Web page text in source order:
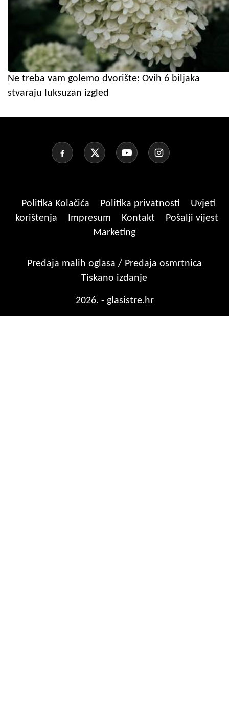
Ne treba vam golemo dvorište: Ovih 6 biljaka
stvaraju luksuzan izgled
Politika Kolačića Politika privatnosti
Uvjeti
korištenja
Impresum Kontakt
Pošalji vijest
Marketing
Predaja malih oglasa / Predaja osmrtnica
Tiskano izdanje
2026. - glasistre.hr